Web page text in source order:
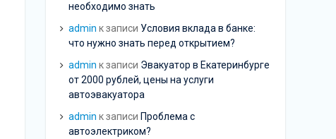
необходимо знать
admin к записи Условия вклада в банке:
что нужно знать перед открытием?
admin к записи Эвакуатор в Екатеринбурге
от 2000 рублей, цены на услуги
автоэвакуатора
admin к записи Проблема с
автоэлектриком?